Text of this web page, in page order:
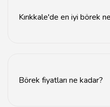
Kırıkkale'de en iyi börek
Börek fiyatları ne kadar?